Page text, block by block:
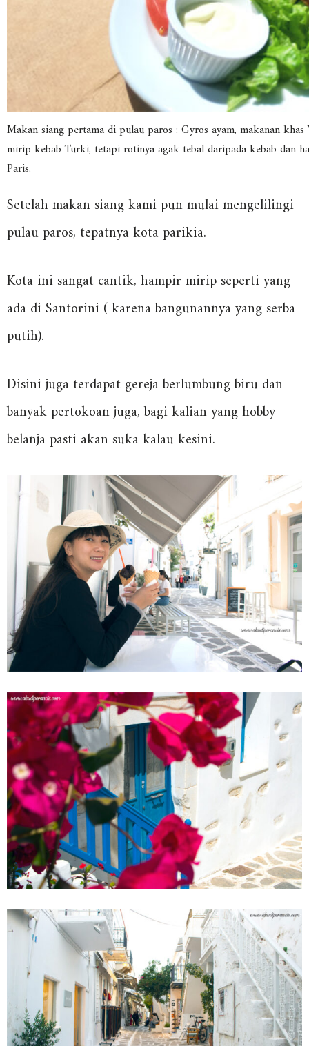
Makan siang pertama di pulau paros : Gyros ayam, makanan
mirip kebab Turki, tetapi rotinya agak tebal daripada kebab dan
Paris.
Setelah makan siang kami pun mulai mengelilingi
pulau paros, tepatnya kota parikia.
Kota ini sangat cantik, hampir mirip seperti yang
ada di Santorini ( karena bangunannya yang serba
putih).
Disini juga terdapat gereja berlumbung biru dan
banyak pertokoan juga, bagi kalian yang hobby
belanja pasti akan suka kalau kesini.